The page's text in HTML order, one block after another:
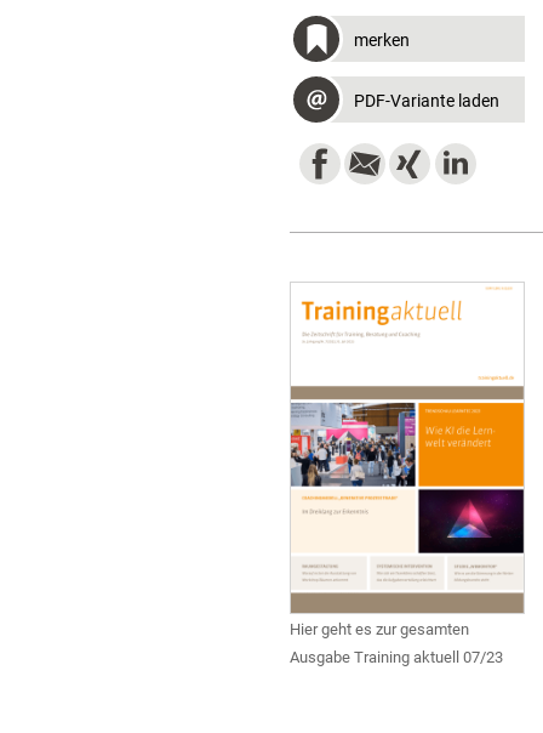
merken
PDF-Variante laden
Hier geht es zur gesamten
Ausgabe Training aktuell 07/23